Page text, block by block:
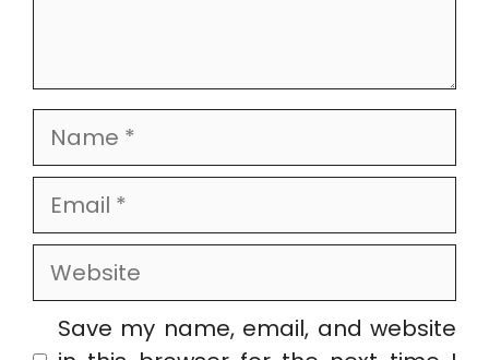
Name
Email
Website
Save my name, email, and website